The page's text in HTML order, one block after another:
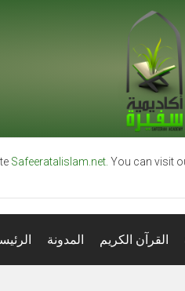
Safeeratalislam.net. You can visit
المدونة القرآن الكريم